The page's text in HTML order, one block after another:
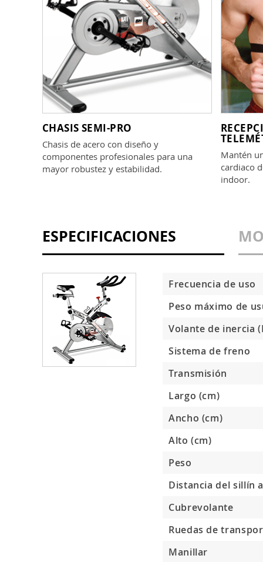
CHASIS SEMI-PRO
Chasis de acero con diseño y
componentes profesionales para una
mayor robustez y estabilidad.
Mantén
cardiaco
indoor.
ESPECIFICACIONES
Frecuencia de uso
Peso máximo de
Volante de inercia
Sistema de freno
Transmisión
Largo (cm)
Ancho (cm)
Alto (cm)
Peso
Distancia del sillín
Cubrevolante
Ruedas de
Manillar